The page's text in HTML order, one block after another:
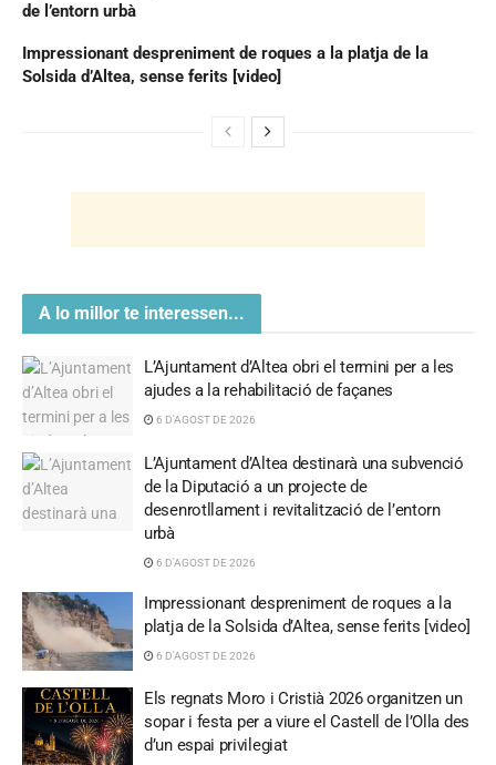
de l’entorn urbà
Impressionant despreniment de roques a la platja de la
Solsida d’Altea, sense ferits [video]
A lo millor te interessen...
L’Ajuntament d’Altea obri el termini per a les
ajudes a la rehabilitació de façanes
6 D'AGOST DE 2026
L’Ajuntament d’Altea destinarà una subvenció
de la Diputació a un projecte de
desenrotllament i revitalització de l’entorn
urbà
6 D'AGOST DE 2026
Impressionant despreniment de roques a la
platja de la Solsida d’Altea, sense ferits [video]
6 D'AGOST DE 2026
Els regnats Moro i Cristià 2026 organitzen un
sopar i festa per a viure el Castell de l’Olla des
d’un espai privilegiat